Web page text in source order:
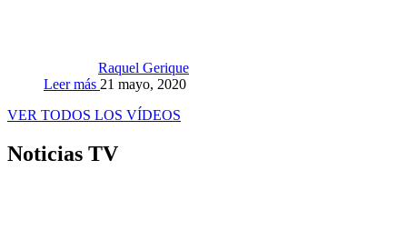
Raquel Gerique
Leer más 21 mayo, 2020
VER TODOS LOS VÍDEOS
Noticias TV